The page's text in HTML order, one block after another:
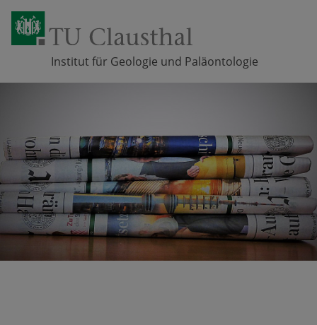
Institut für Geologie und Paläontologie